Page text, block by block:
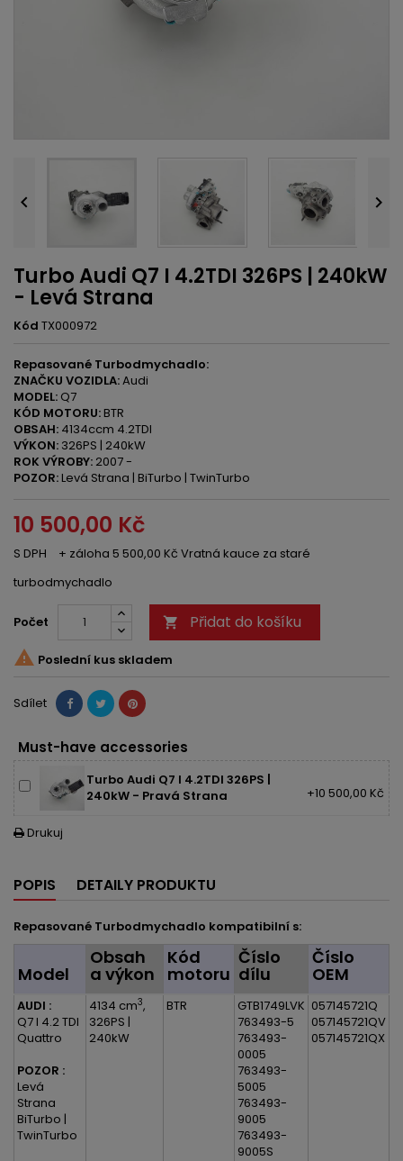
 
Turbo Audi Q7 I 4.2TDI 326PS | 240kW
- Levá Strana
Kód TX000972
Repasované Turbodmychadlo:
ZNAČKU VOZIDLA:Audi
MODEL: Q7
KÓD MOTORU:BTR
OBSAH: 4134ccm 4.2TDI
VÝKON: 326PS | 240kW
ROK VÝROBY: 2007 -
POZOR:Levá Strana | BiTurbo | TwinTurbo
10 500,00 Kč
S DPH
+ záloha 5 500,00 Kč Vratná kauce za staré
turbodmychadlo
Počet  Přidat do košíku
 Poslední kus skladem
Sdílet
Must-have accessories
Turbo Audi Q7 I 4.2TDI 326PS |
240kW - Pravá Strana
+10 500,00 Kč
 Drukuj
POPIS DETAILY PRODUKTU
Repasované Turbodmychadlo kompatibilní s:
Model
Obsah
a výkon
Kód
motoru
Číslo
dílu
Číslo
OEM
AUDI :
Q7 I 4.2 TDI
Quattro
POZOR :
Levá
Strana
BiTurbo |
TwinTurbo
4134 cm3,
326PS |
240kW
BTR
GTB1749LVK
763493-5
763493-
0005
763493-
5005
763493-
9005
763493-
9005S
057145721Q
057145721QV
057145721QX